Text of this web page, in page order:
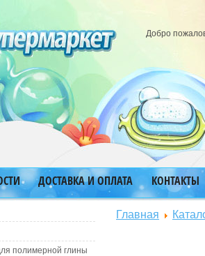
Добро
ДОСТАВКА И ОПЛАТА
КОНТАКТЫ
полимерной глины
Главная